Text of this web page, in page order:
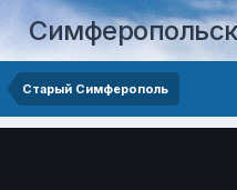
Старый Симферополь